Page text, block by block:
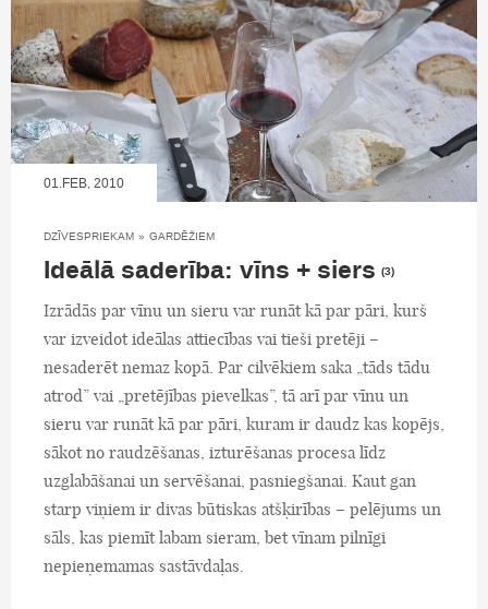
01.FEB, 2010
DZĪVESPRIEKAM » GARDĒŽIEM
Ideālā saderība: vīns + siers (3)
Izrādās par vīnu un sieru var runāt kā par pāri, kurš
var izveidot ideālas attiecības vai tieši pretēji –
nesaderēt nemaz kopā. Par cilvēkiem saka „tāds tādu
atrod” vai „pretējības pievelkas”, tā arī par vīnu un
sieru var runāt kā par pāri, kuram ir daudz kas kopējs,
sākot no raudzēšanas, izturēšanas procesa līdz
uzglabāšanai un servēšanai, pasniegšanai. Kaut gan
starp viņiem ir divas būtiskas atšķirības – pelējums un
sāls, kas piemīt labam sieram, bet vīnam pilnīgi
nepieņemamas sastāvdaļas.